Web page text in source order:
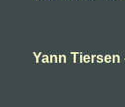
Yann Tiersen